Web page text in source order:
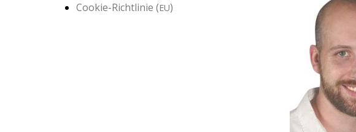
E‑Mail
Betreff
8 + 1 =
Cookie-Richtlinie (EU)